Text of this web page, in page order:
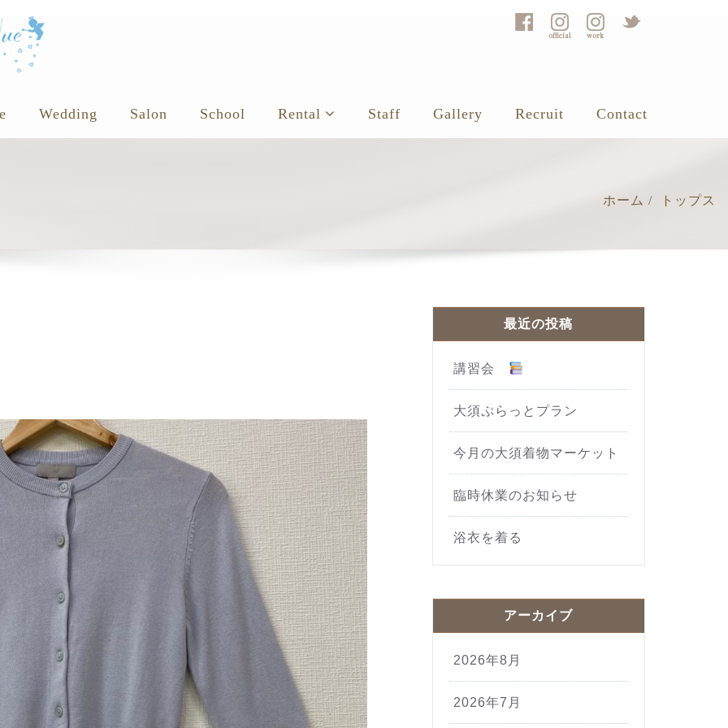
Wedding Salon School Rental Staff Gallery Recruit Contact
ホーム トップス
最近の投稿
講習会
大須ぷらっとプラン
今月の大須着物マーケット
臨時休業のお知らせ
浴衣を着る
アーカイブ
2026年8月
2026年7月